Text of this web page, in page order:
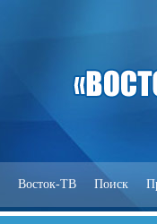
Восток-ТВ Поиск